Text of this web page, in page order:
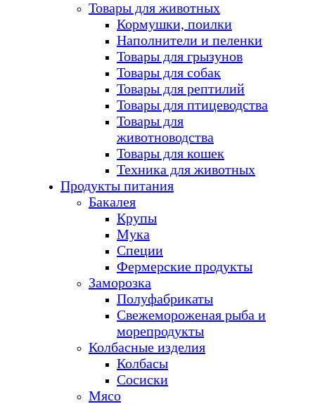
Товары для животных
Кормушки, поилки
Наполнители и пеленки
Товары для грызунов
Товары для собак
Товары для рептилий
Товары для птицеводства
Товары для
животноводства
Товары для кошек
Техника для животных
Продукты питания
Бакалея
Крупы
Мука
Специи
Фермерские продукты
Заморозка
Полуфабрикаты
Свежемороженая рыба и
морепродукты
Колбасные изделия
Колбасы
Сосиски
Мясо